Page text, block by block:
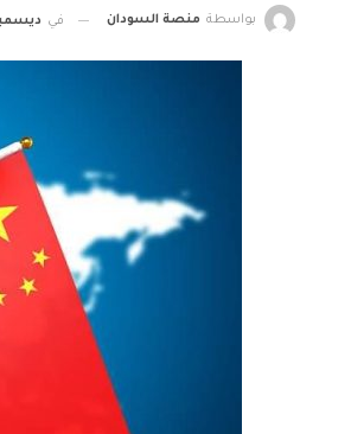
بواسطة منصة السودان في ديسمبر 31,